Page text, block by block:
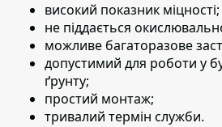
високий показник міцності;
не піддається
можливе багаторазове
допустимий для роботи у
ґрунту;
простий монтаж;
тривалий термін служби.